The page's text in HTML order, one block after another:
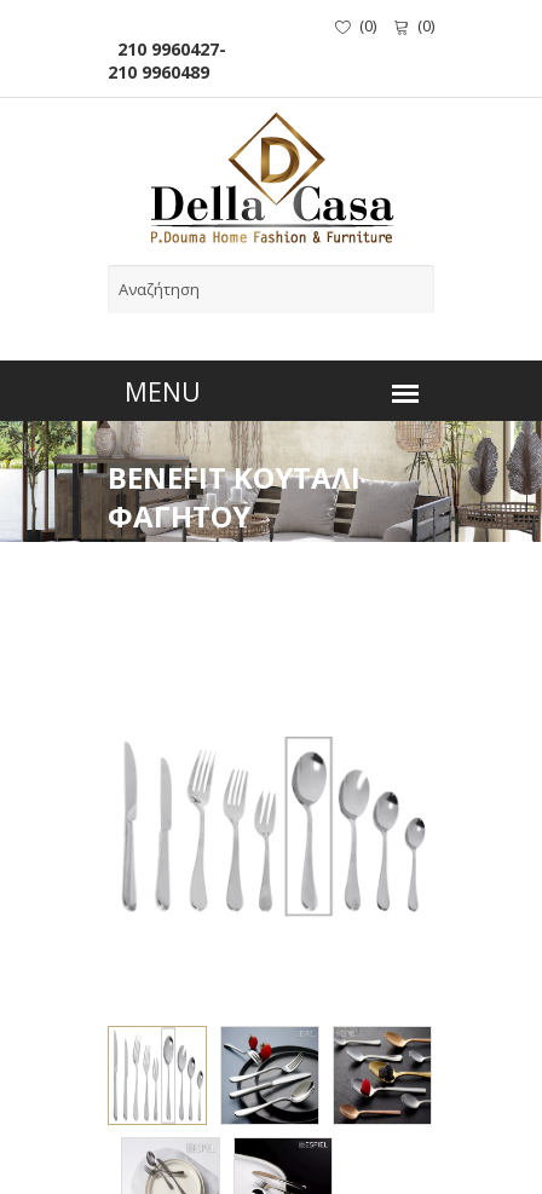
210 9960427-
210 9960489
(0) (0)
BENEFIT ΚΟΥΤΑΛΙ
ΦΑΓΗΤΟΥ
ΑΝΟΞΕΙΔΩΤΟ 20.5ΕΚ